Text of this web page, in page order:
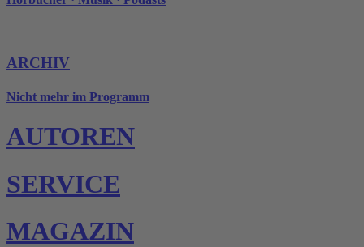
ARCHIV
Nicht mehr im Programm
AUTOREN
SERVICE
MAGAZIN